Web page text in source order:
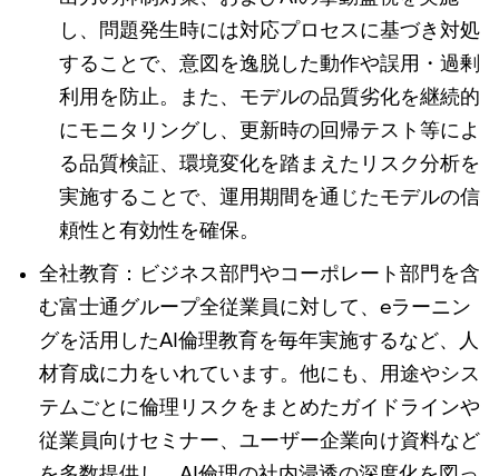
し、問題発生時には対応プロセスに基づき対処
することで、意図を逸脱した動作や誤用・過剰
利用を防止。また、モデルの品質劣化を継続的
にモニタリングし、更新時の回帰テスト等によ
る品質検証、環境変化を踏まえたリスク分析を
実施することで、運用期間を通じたモデルの信
頼性と有効性を確保。
全社教育：ビジネス部門やコーポレート部門を含
む富士通グループ全従業員に対して、eラーニン
グを活用したAI倫理教育を毎年実施するなど、人
材育成に力をいれています。他にも、用途やシス
テムごとに倫理リスクをまとめたガイドラインや
従業員向けセミナー、ユーザー企業向け資料など